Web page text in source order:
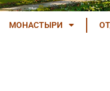
МОНАСТЫРИ